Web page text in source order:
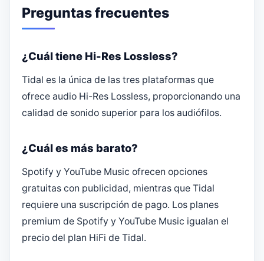
Preguntas frecuentes
¿Cuál tiene Hi-Res Lossless?
Tidal es la única de las tres plataformas que
ofrece audio Hi-Res Lossless, proporcionando una
calidad de sonido superior para los audiófilos.
¿Cuál es más barato?
Spotify y YouTube Music ofrecen opciones
gratuitas con publicidad, mientras que Tidal
requiere una suscripción de pago. Los planes
premium de Spotify y YouTube Music igualan el
precio del plan HiFi de Tidal.